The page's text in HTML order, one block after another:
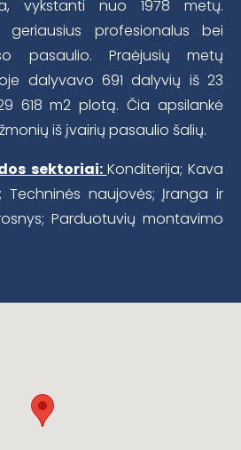
vykstanti nuo 1978 metų.
geriausius profesionalus bei
pasaulio. Praėjusių metų
dalyvavo 691 dalyvių iš 23
618 m2 plotą. Čia apsilankė
iš įvairių pasaulio šalių.
sektoriai: Konditerija; Kava
Techninės naujovės; Įranga ir
Parduotuvių montavimo